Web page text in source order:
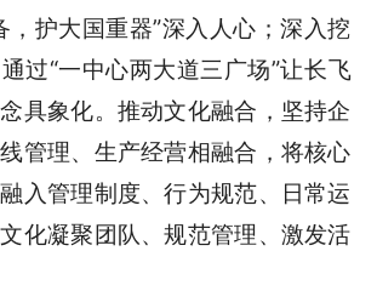
，护大国重器”深入人心；深入挖
通过“一中心两大道三广场”让长飞
具象化。推动文化融合，坚持企
管理、生产经营相融合，将核心
入管理制度、行为规范、日常运
化凝聚团队、规范管理、激发活